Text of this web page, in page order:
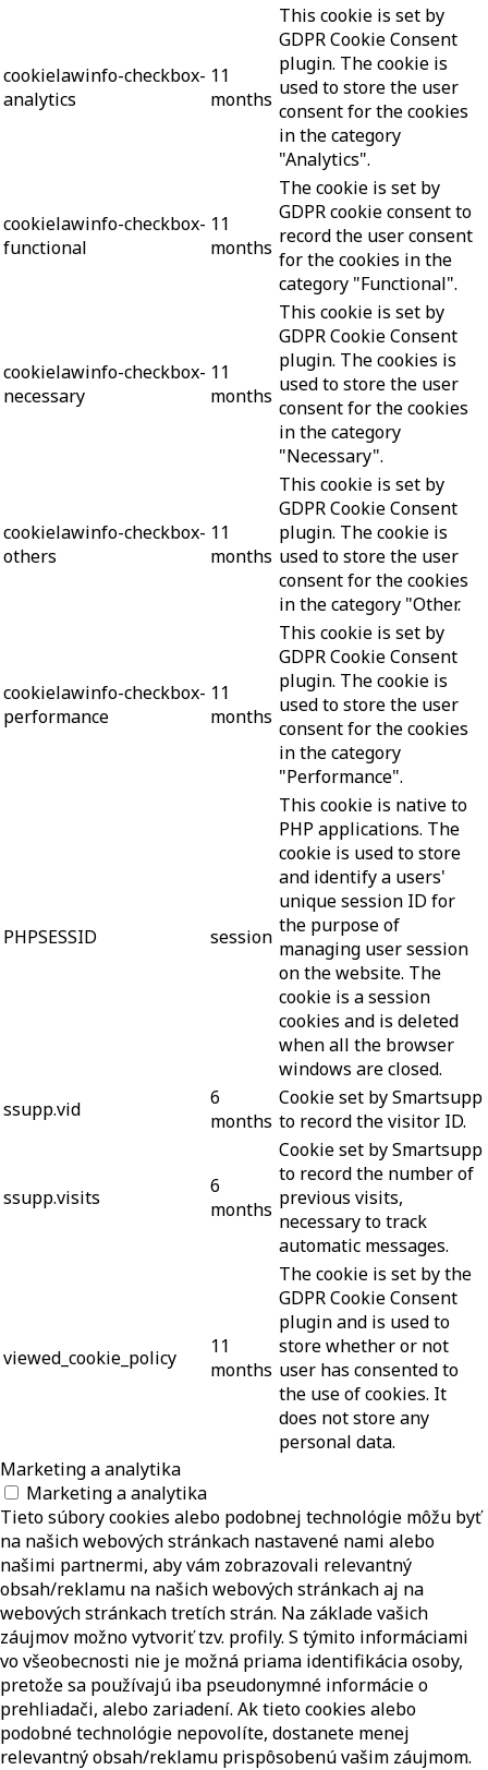
cookielawinfo-checkbox-
analytics
11
months
This cookie is set by
GDPR Cookie Consent
plugin. The cookie is
used to store the user
consent for the cookies
in the category
"Analytics".
cookielawinfo-checkbox-
functional
11
months
The cookie is set by
GDPR cookie consent to
record the user consent
for the cookies in the
category "Functional".
cookielawinfo-checkbox-
necessary
11
months
This cookie is set by
GDPR Cookie Consent
plugin. The cookies is
used to store the user
consent for the cookies
in the category
"Necessary".
cookielawinfo-checkbox-
others
11
months
This cookie is set by
GDPR Cookie Consent
plugin. The cookie is
used to store the user
consent for the cookies
in the category "Other.
cookielawinfo-checkbox-
performance
11
months
This cookie is set by
GDPR Cookie Consent
plugin. The cookie is
used to store the user
consent for the cookies
in the category
"Performance".
PHPSESSID session
This cookie is native to
PHP applications. The
cookie is used to store
and identify a users'
unique session ID for
the purpose of
managing user session
on the website. The
cookie is a session
cookies and is deleted
when all the browser
windows are closed.
ssupp.vid
6
months
Cookie set by Smartsupp
to record the visitor ID.
ssupp.visits
6
months
Cookie set by Smartsupp
to record the number of
previous visits,
necessary to track
automatic messages.
viewed_cookie_policy
11
months
The cookie is set by the
GDPR Cookie Consent
plugin and is used to
store whether or not
user has consented to
the use of cookies. It
does not store any
personal data.
Marketing a analytika
Marketing a analytika
Tieto súbory cookies alebo podobnej technológie môžu byť
na našich webových stránkach nastavené nami alebo
našimi partnermi, aby vám zobrazovali relevantný
obsah/reklamu na našich webových stránkach aj na
webových stránkach tretích strán. Na základe vašich
záujmov možno vytvoriť tzv. profily. S týmito informáciami
vo všeobecnosti nie je možná priama identifikácia osoby,
pretože sa používajú iba pseudonymné informácie o
prehliadači, alebo zariadení. Ak tieto cookies alebo
podobné technológie nepovolíte, dostanete menej
relevantný obsah/reklamu prispôsobenú vašim záujmom.